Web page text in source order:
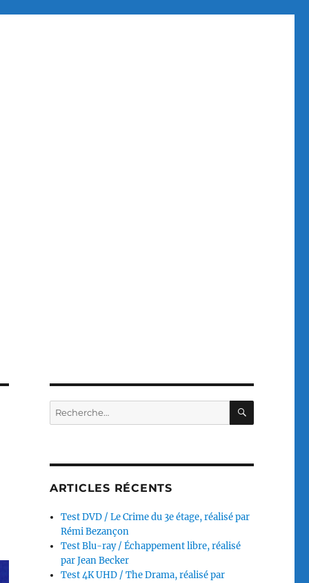
Recherche
pour :
ARTICLES RÉCENTS
Test DVD / Le Crime du 3e étage, réalisé par
Rémi Bezançon
Test Blu-ray / Échappement libre, réalisé
par Jean Becker
Test 4K UHD / The Drama, réalisé par